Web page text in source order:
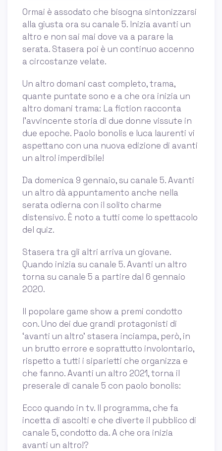
Ormai è assodato che bisogna sintonizzarsi
alla giusta ora su canale 5. Inizia avanti un
altro e non sai mai dove va a parare la
serata. Stasera poi è un continuo accenno
a circostanze velate.
Un altro domani cast completo, trama,
quante puntate sono e a che ora inizia un
altro domani trama: La fiction racconta
l’avvincente storia di due donne vissute in
due epoche. Paolo bonolis e luca laurenti vi
aspettano con una nuova edizione di avanti
un altro! imperdibile!
Da domenica 9 gennaio, su canale 5. Avanti
un altro dà appuntamento anche nella
serata odierna con il solito charme
distensivo. È noto a tutti come lo spettacolo
del quiz.
Stasera tra gli altri arriva un giovane.
Quando inizia su canale 5. Avanti un altro
torna su canale 5 a partire dal 6 gennaio
2020.
Il popolare game show a premi condotto
con. Uno dei due grandi protagonisti di
‘avanti un altro’ stasera inciampa, però, in
un brutto errore e soprattutto involontario,
rispetto a tutti i siparietti che organizza e
che fanno. Avanti un altro 2021, torna il
preserale di canale 5 con paolo bonolis:
Ecco quando in tv. Il programma, che fa
incetta di ascolti e che diverte il pubblico di
canale 5, condotto da. A che ora inizia
avanti un altro!?